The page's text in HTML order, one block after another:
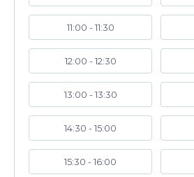
11:00 - 11:30
12:00 - 12:30
13:00 - 13:30
14:30 - 15:00
15:30 - 16:00